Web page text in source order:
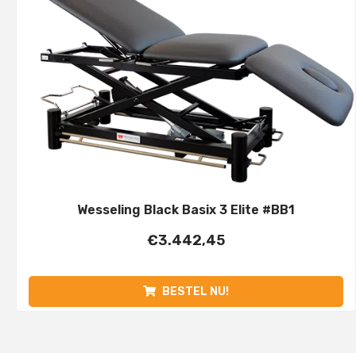
Wesseling Black Basix 3 Elite #BB1
€3.442,45
BESTEL NU!